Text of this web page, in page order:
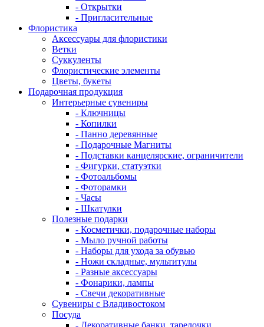
- Открытки
- Пригласительные
Флористика
Аксессуары для флористики
Ветки
Суккуленты
Флористические элементы
Цветы, букеты
Подарочная продукция
Интерьерные сувениры
- Ключницы
- Копилки
- Панно деревянные
- Подарочные Магниты
- Подставки канцелярские, ограничители
- Фигурки, статуэтки
- Фотоальбомы
- Фоторамки
- Часы
- Шкатулки
Полезные подарки
- Косметички, подарочные наборы
- Мыло ручной работы
- Наборы для ухода за обувью
- Ножи складные, мультитулы
- Разные аксессуары
- Фонарики, лампы
- Свечи декоративные
Сувениры с Владивостоком
Посуда
- Декоративные банки, тарелочки